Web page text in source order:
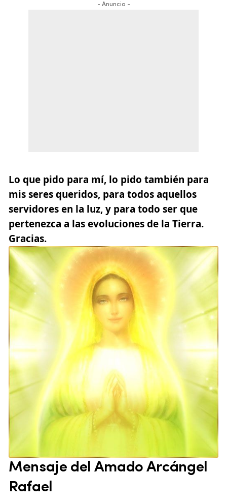
- Anuncio -
Lo que pido para mí, lo pido también para
mis seres queridos, para todos aquellos
servidores en la luz, y para todo ser que
pertenezca a las evoluciones de la Tierra.
Gracias.
Mensaje del Amado Arcángel
Rafael